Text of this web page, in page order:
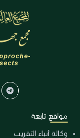
مواقع تابعة
وكالة أنباء التقريب